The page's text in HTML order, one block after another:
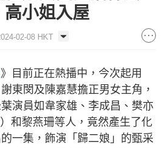
小姐入屋
02-08 HKT
》目前正在熱播中，今次起用
東閔及陳嘉慧擔正男女主角，
演員如韋家雄、李成昌、樊亦
和黎燕珊等人，竟然產生了化
一集，飾演「歸二娘」的甄采